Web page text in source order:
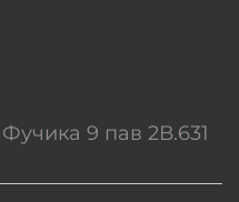
9 пав 2В.631